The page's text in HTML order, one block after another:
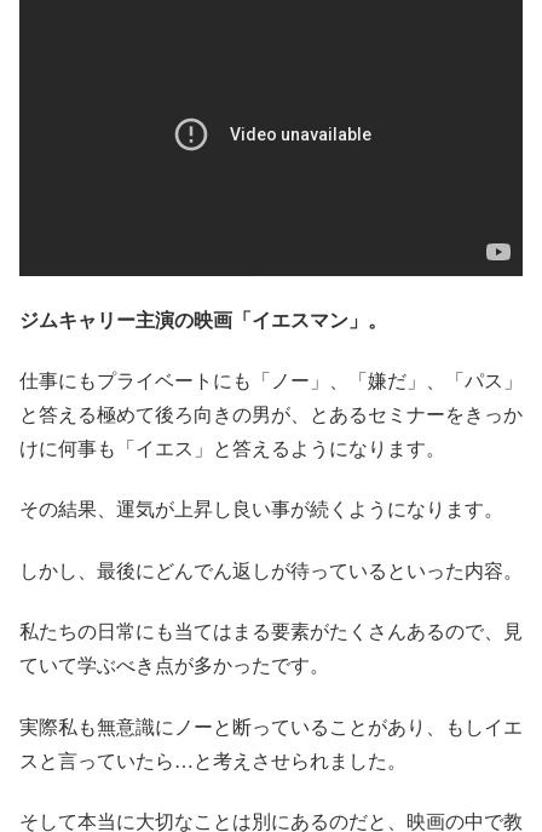
ジムキャリー主演の映画「イエスマン」。
仕事にもプライベートにも「ノー」、「嫌だ」、「パス」
と答える極めて後ろ向きの男が、とあるセミナーをきっか
けに何事も「イエス」と答えるようになります。
その結果、運気が上昇し良い事が続くようになります。
しかし、最後にどんでん返しが待っているといった内容。
私たちの日常にも当てはまる要素がたくさんあるので、見
ていて学ぶべき点が多かったです。
実際私も無意識にノーと断っていることがあり、もしイエ
スと言っていたら…と考えさせられました。
そして本当に大切なことは別にあるのだと、映画の中で教